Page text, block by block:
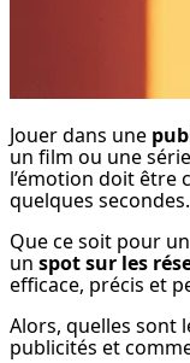
Jouer dans une
un film ou une
l’émotion doit être
quelques secondes.
Que ce soit pour
un spot sur les
efficace, précis et
Alors, quelles sont
publicités et